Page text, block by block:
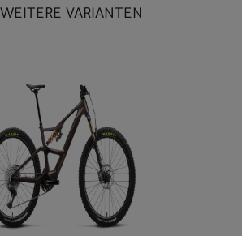
WEITERE VARIANTEN